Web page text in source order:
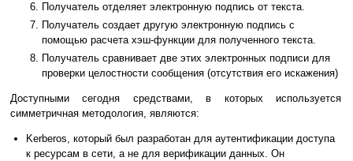
Получатель отделяет электронную подпись от текста.
Получатель создает другую электронную подпись с
помощью расчета хэш-функции для полученного текста.
Получатель сравнивает две этих электронных подписи для
проверки целостности сообщения (отсутствия его искажения)
Доступными сегодня средствами, в которых используется
симметричная методология, являются:
Kerberos, который был разработан для аутентификации доступа
к ресурсам в сети, а не для верификации данных. Он